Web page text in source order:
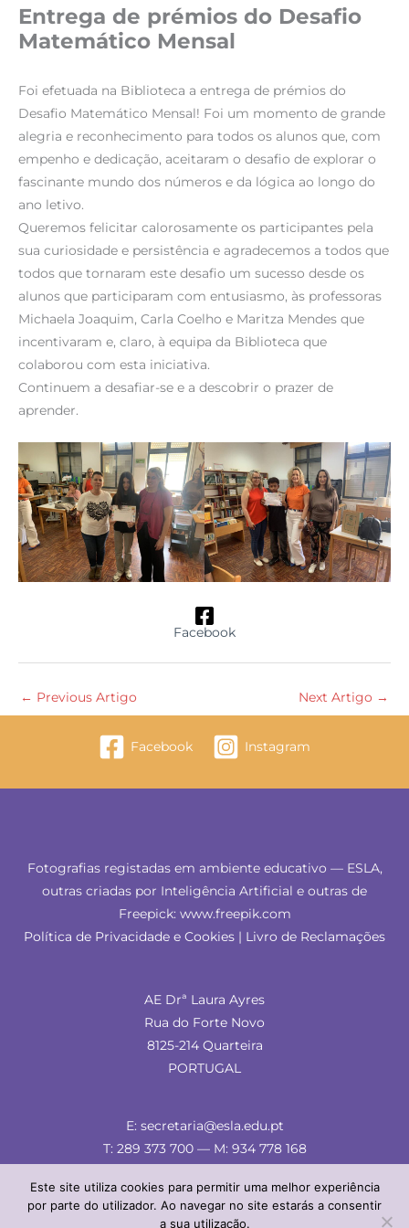
Entrega de prémios do Desafio
Matemático Mensal
Foi efetuada na Biblioteca a entrega de prémios do
Desafio Matemático Mensal! Foi um momento de grande
alegria e reconhecimento para todos os alunos que, com
empenho e dedicação, aceitaram o desafio de explorar o
fascinante mundo dos números e da lógica ao longo do
ano letivo.
Queremos felicitar calorosamente os participantes pela
sua curiosidade e persistência e agradecemos a todos que
todos que tornaram este desafio um sucesso desde os
alunos que participaram com entusiasmo, às professoras
Michaela Joaquim, Carla Coelho e Maritza Mendes que
incentivaram e, claro, à equipa da Biblioteca que
colaborou com esta iniciativa.
Continuem a desafiar-se e a descobrir o prazer de
aprender.
Facebook
← Previous Artigo Next Artigo →
Facebook Instagram
Fotografias registadas em ambiente educativo — ESLA,
outras criadas por Inteligência Artificial e outras de
Freepick: www.freepik.com
Política de Privacidade e Cookies | Livro de Reclamações
AE Drª Laura Ayres
Rua do Forte Novo
8125-214 Quarteira
PORTUGAL
E: secretaria@esla.edu.pt
T: 289 373 700 — M: 934 778 168
Este site utiliza cookies para permitir uma melhor experiência
por parte do utilizador. Ao navegar no site estarás a consentir
a sua utilização.